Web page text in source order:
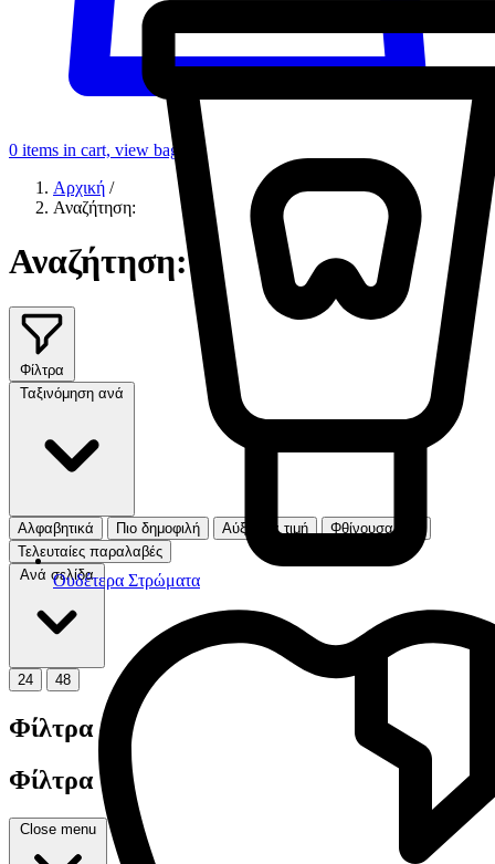
Ουδέτερα Στρώματα
0 items in cart, view bag
Αρχική /
Αναζήτηση:
Αναζήτηση:
Φίλτρα
Ταξινόμηση ανά
Αλφαβητικά Πιο δημοφιλή Αύξουσα τιμή
Φθίνουσα τιμή
Τελευταίες παραλαβές
Ανά σελίδα
24 48
Φίλτρα
Φίλτρα
Close menu